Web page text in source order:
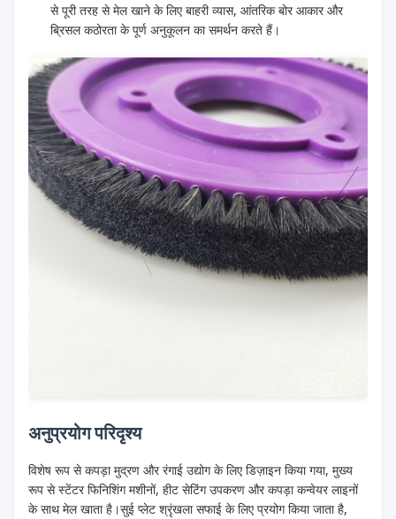
से पूरी तरह से मेल खाने के लिए बाहरी व्यास, आंतरिक बोर आकार और
ब्रिसल कठोरता के पूर्ण अनुकूलन का समर्थन करते हैं।
अनुप्रयोग परिदृश्य
विशेष रूप से कपड़ा मुद्रण और रंगाई उद्योग के लिए डिज़ाइन किया गया, मुख्य
रूप से स्टेंटर फिनिशिंग मशीनों, हीट सेटिंग उपकरण और कपड़ा कन्वेयर लाइनों
के साथ मेल खाता है।सुई प्लेट श्रृंखला सफाई के लिए प्रयोग किया जाता है,